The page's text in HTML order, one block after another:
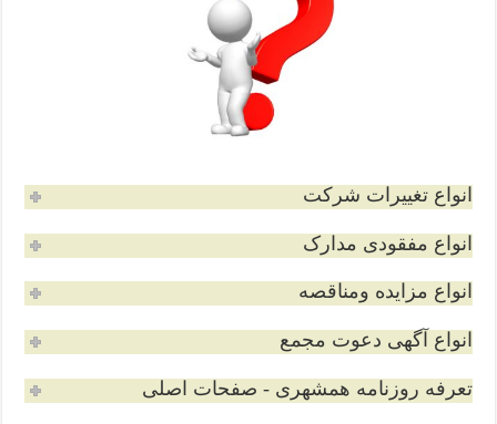
انواع تغییرات شرکت
انواع مفقودی مدارک
انواع مزایده ومناقصه
انواع آگهی دعوت مجمع
تعرفه روزنامه همشهری - صفحات اصلی